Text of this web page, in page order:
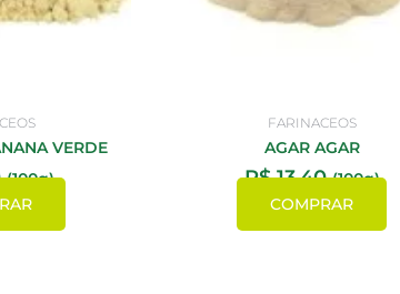
VERDE
(100g)
FARINACEOS
AGAR AGAR
R$13,40 (100g)
COMPRAR